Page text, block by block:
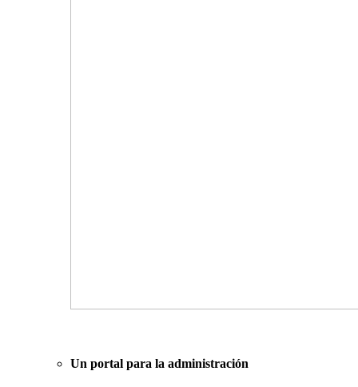
Un portal para la administración